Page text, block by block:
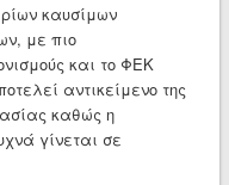
καυσίμων
με πιο
και το ΦΕΚ
αντικείμενο της
καθώς η
γίνεται σε